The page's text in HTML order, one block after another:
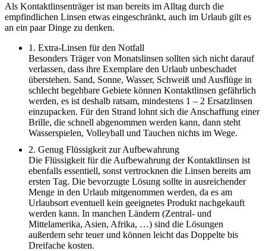
Als Kontaktlinsenträger ist man bereits im Alltag durch die
empfindlichen Linsen etwas eingeschränkt, auch im Urlaub gilt es
an ein paar Dinge zu denken.
1. Extra-Linsen für den Notfall
Besonders Träger von Monatslinsen sollten sich nicht darauf
verlassen, dass ihre Exemplare den Urlaub unbeschadet
überstehen. Sand, Sonne, Wasser, Schweiß und Ausflüge in
schlecht begehbare Gebiete können Kontaktlinsen gefährlich
werden, es ist deshalb ratsam, mindestens 1 – 2 Ersatzlinsen
einzupacken. Für den Strand lohnt sich die Anschaffung einer
Brille, die schnell abgenommen werden kann, dann steht
Wasserspielen, Volleyball und Tauchen nichts im Wege.
2. Genug Flüssigkeit zur Aufbewahrung
Die Flüssigkeit für die Aufbewahrung der Kontaktlinsen ist
ebenfalls essentiell, sonst vertrocknen die Linsen bereits am
ersten Tag. Die bevorzugte Lösung sollte in ausreichender
Menge in den Urlaub mitgenommen werden, da es am
Urlaubsort eventuell kein geeignetes Produkt nachgekauft
werden kann. In manchen Ländern (Zentral- und
Mittelamerika, Asien, Afrika, …) sind die Lösungen
außerdem sehr teuer und können leicht das Doppelte bis
Dreifache kosten.